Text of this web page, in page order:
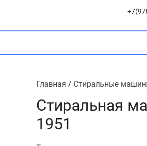
Главная / Стиральные
Стиральная
1951